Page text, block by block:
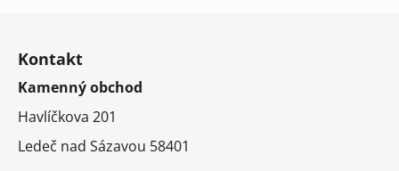
Kontakt
Kamenný obchod
Havlíčkova 201
Ledeč nad Sázavou 58401